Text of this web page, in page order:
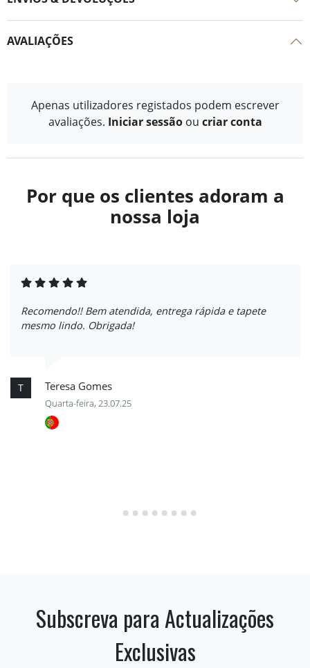
AVALIAÇÕES
Apenas utilizadores registados podem escrever
avaliações. Iniciar sessão ou criar conta
Por que os clientes adoram a
nossa loja
Recomendo!! Bem atendida, entrega rápida e tapete
mesmo lindo. Obrigada!
T Teresa Gomes
Quarta-feira, 23.07.25
Subscreva para Actualizações
Exclusivas